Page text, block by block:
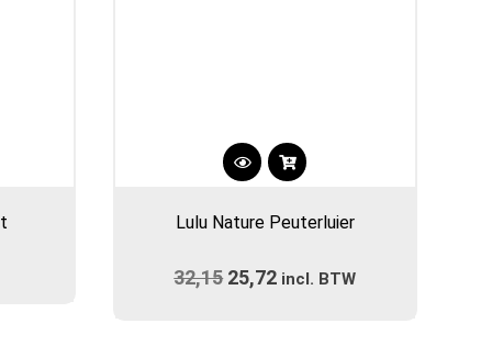
Dit
heeft
variaties.
Lulu Nature Peuterluier
32,15 Oorspronkelijke
25,72 Huidige
incl. BTW